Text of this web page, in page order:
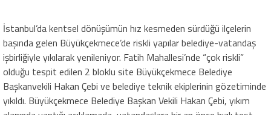
İstanbul’da kentsel dönüşümün hız kesmeden sürdüğü ilçelerin
başında gelen Büyükçekmece’de riskli yapılar belediye-vatandaş
işbirliğiyle yıkılarak yenileniyor. Fatih Mahallesi’nde “çok riskli”
olduğu tespit edilen 2 bloklu site Büyükçekmece Belediye
Başkanvekili Hakan Çebi ve belediye teknik ekiplerinin gözetiminde
yıkıldı. Büyükçekmece Belediye Başkan Vekili Hakan Çebi, yıkım